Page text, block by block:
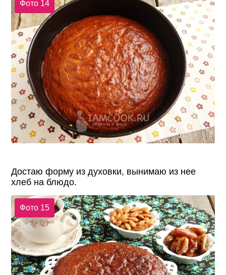
Фото 14
Достаю форму из духовки, вынимаю из нее
хлеб на блюдо.
Фото 15